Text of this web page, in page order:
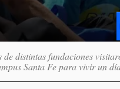
de distintas fundaciones
Santa Fe para vivir un